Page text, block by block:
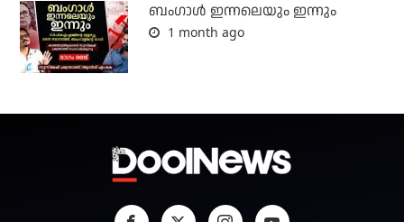
ബംഗാള്‍ ഇന്നലെയും ഇന്നും
1 month ago